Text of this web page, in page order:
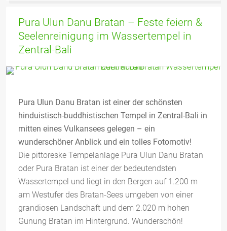
Pura Ulun Danu Bratan – Feste feiern &
Seelenreinigung im Wassertempel in
Zentral-Bali
Pura Ulun Danu Bratan ist einer der schönsten
hinduistisch-buddhistischen Tempel in Zentral-Bali in
mitten eines Vulkansees gelegen – ein
wunderschöner Anblick und ein tolles Fotomotiv!
Die pittoreske Tempelanlage Pura Ulun Danu Bratan
oder Pura Bratan ist einer der bedeutendsten
Wassertempel und liegt in den Bergen auf 1.200 m
am Westufer des Bratan-Sees umgeben von einer
grandiosen Landschaft und dem 2.020 m hohen
Gunung Bratan im Hintergrund. Wunderschön!